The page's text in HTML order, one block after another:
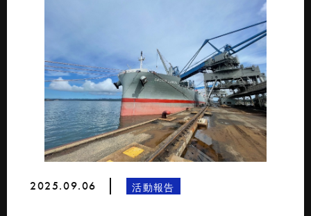
2025.09.06 活動報告